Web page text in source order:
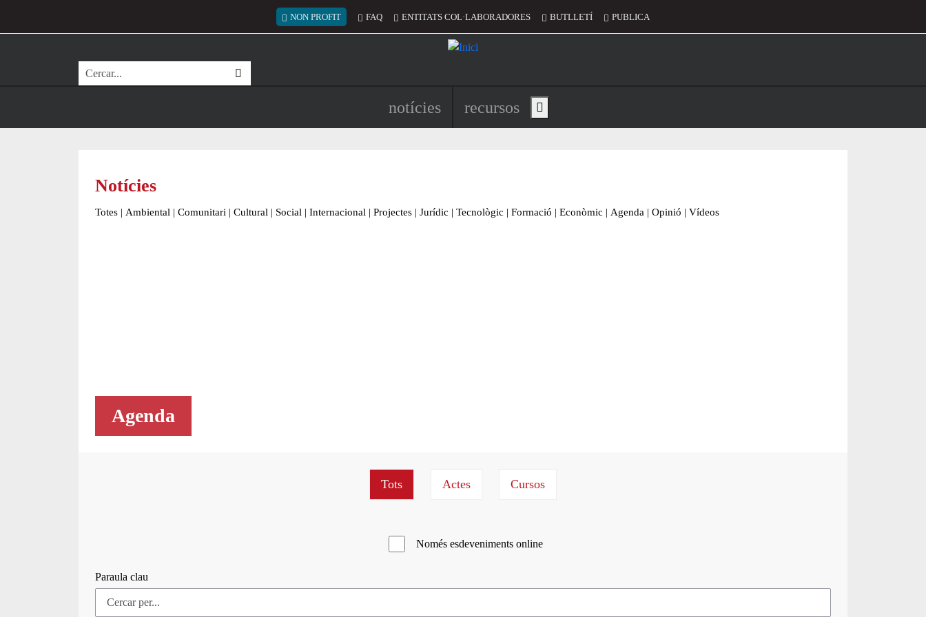
Menú del compte d'usuari
NON PROFIT FAQ ENTITATS COL·LABORADORES BUTLLETÍ PUBLICA
Cerca
Navegació principal de l'encapçalament
notícies recursos Show main menu
Notícies
Totes | Ambiental | Comunitari | Cultural | Social | Internacional | Projectes | Jurídic | Tecnològic | Formació | Econòmic | Agenda | Opinió | Vídeos
Agenda
Només esdeveniments online
Paraula clau